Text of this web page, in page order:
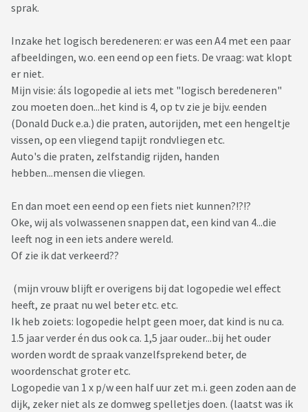
sprak.
Inzake het logisch beredeneren: er was een A4 met een paar
afbeeldingen, w.o. een eend op een fiets. De vraag: wat klopt
er niet.
Mijn visie: áls logopedie al iets met "logisch beredeneren"
zou moeten doen...het kind is 4, op tv zie je bijv. eenden
(Donald Duck e.a.) die praten, autorijden, met een hengeltje
vissen, op een vliegend tapijt rondvliegen etc.
Auto's die praten, zelfstandig rijden, handen
hebben...mensen die vliegen.
En dan moet een eend op een fiets niet kunnen?!?!?
Oke, wij als volwassenen snappen dat, een kind van 4...die
leeft nog in een iets andere wereld.
Of zie ik dat verkeerd??
(mijn vrouw blijft er overigens bij dat logopedie wel effect
heeft, ze praat nu wel beter etc. etc.
Ik heb zoiets: logopedie helpt geen moer, dat kind is nu ca.
1.5 jaar verder én dus ook ca. 1,5 jaar ouder...bij het ouder
worden wordt de spraak vanzelfsprekend beter, de
woordenschat groter etc.
Logopedie van 1 x p/w een half uur zet m.i. geen zoden aan de
dijk, zeker niet als ze domweg spelletjes doen. (laatst was ik